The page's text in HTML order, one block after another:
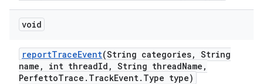
void
reportTraceEvent(String categories, String
name , int threadId , String threadName ,
PerfettoTrace . TrackEvent. Type type)